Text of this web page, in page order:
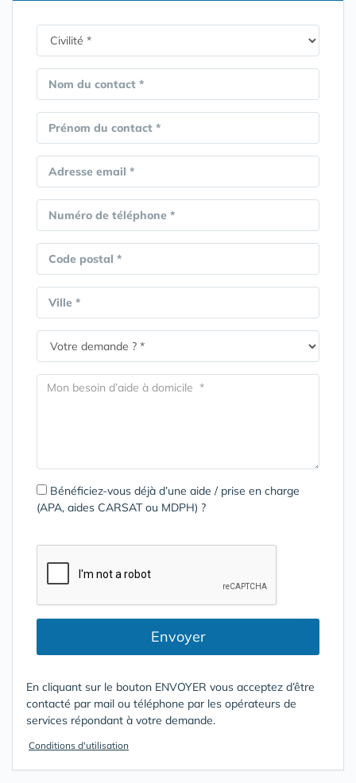
Nom du contact *
Prénom du contact *
Adresse email *
Numéro de téléphone *
Code postal *
Ville *
Bénéficiez-vous déjà d’une aide / prise en charge
(APA, aides CARSAT ou MDPH) ?
Envoyer
En cliquant sur le bouton ENVOYER vous acceptez d’être
contacté par mail ou téléphone par les opérateurs de
services répondant à votre demande.
Conditions d'utilisation